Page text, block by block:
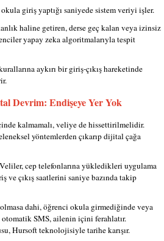
giriş yaptığı saniyede sistem veriyi işler.
haline getiren, derse geç kalan veya izinsiz
yapay zeka algoritmalarıyla tespit
aykırı bir giriş-çıkış hareketinde
Devrim: Endişeye Yer Yok
kalmamalı, veliye de hissettirilmelidir.
yöntemlerden çıkarıp dijital çağa
Veliler, cep telefonlarına yükledikleri uygulama
ve çıkış saatlerini saniye bazında takip
dahi, öğrenci okula girmediğinde veya
SMS, ailenin içini ferahlatır.
Hursoft teknolojisiyle tarihe karışır.